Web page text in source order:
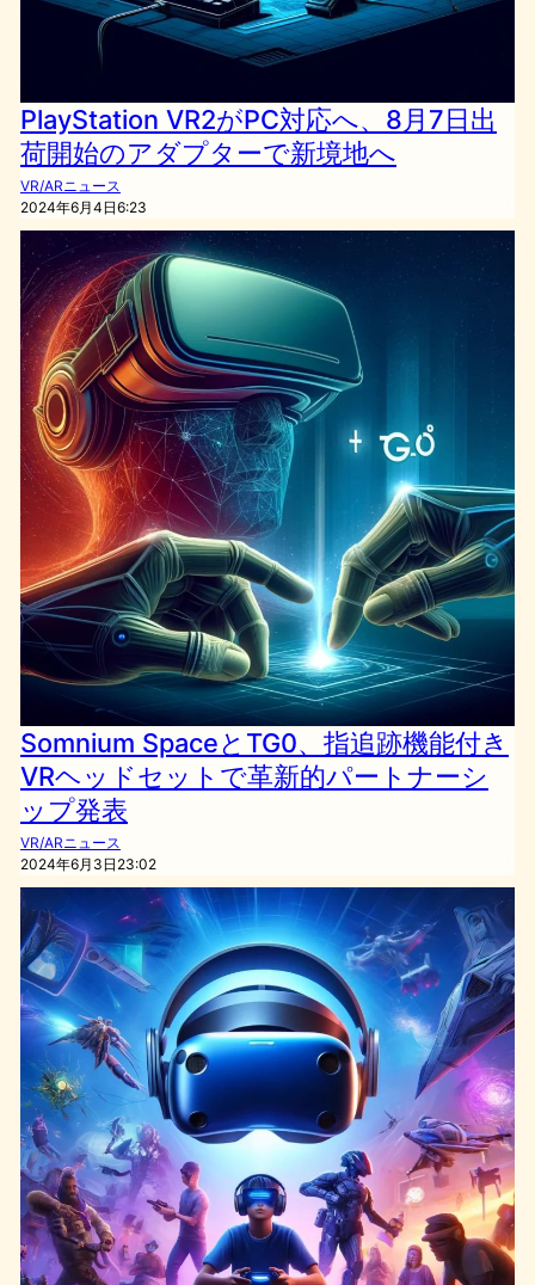
PlayStation VR2がPC対応へ、8月7日出
荷開始のアダプターで新境地へ
VR/ARニュース
2024年6月4日6:23
Somnium SpaceとTG0、指追跡機能付き
VRヘッドセットで革新的パートナーシ
ップ発表
VR/ARニュース
2024年6月3日23:02